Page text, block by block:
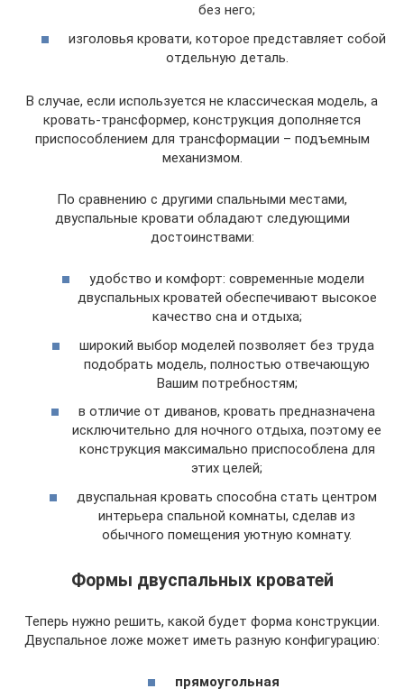
без него;
изголовья кровати, которое представляет собой
отдельную деталь.
В случае, если используется не классическая модель, а
кровать-трансформер, конструкция дополняется
приспособлением для трансформации – подъемным
механизмом.
По сравнению с другими спальными местами,
двуспальные кровати обладают следующими
достоинствами:
удобство и комфорт: современные модели
двуспальных кроватей обеспечивают высокое
качество сна и отдыха;
широкий выбор моделей позволяет без труда
подобрать модель, полностью отвечающую
Вашим потребностям;
в отличие от диванов, кровать предназначена
исключительно для ночного отдыха, поэтому ее
конструкция максимально приспособлена для
этих целей;
двуспальная кровать способна стать центром
интерьера спальной комнаты, сделав из
обычного помещения уютную комнату.
Формы двуспальных кроватей
Теперь нужно решить, какой будет форма конструкции.
Двуспальное ложе может иметь разную конфигурацию:
прямоугольная